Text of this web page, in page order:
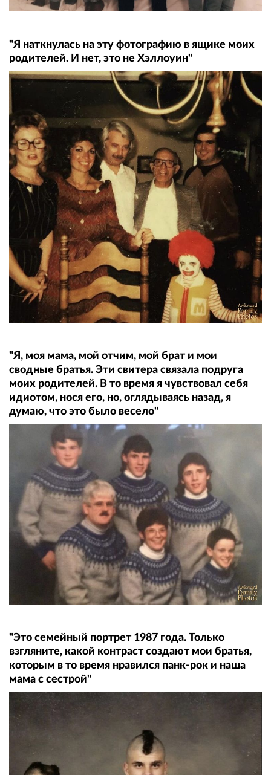
"Я наткнулась на эту фотографию в ящике моих
родителей. И нет, это не Хэллоуин"
"Я, моя мама, мой отчим, мой брат и мои
сводные братья. Эти свитера связала подруга
моих родителей. В то время я чувствовал себя
идиотом, нося его, но, оглядываясь назад, я
думаю, что это было весело"
"Это семейный портрет 1987 года. Только
взгляните, какой контраст создают мои братья,
которым в то время нравился панк-рок и наша
мама с сестрой"